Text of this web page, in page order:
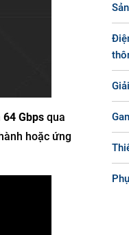
64 Gbps qua
hoặc ứng